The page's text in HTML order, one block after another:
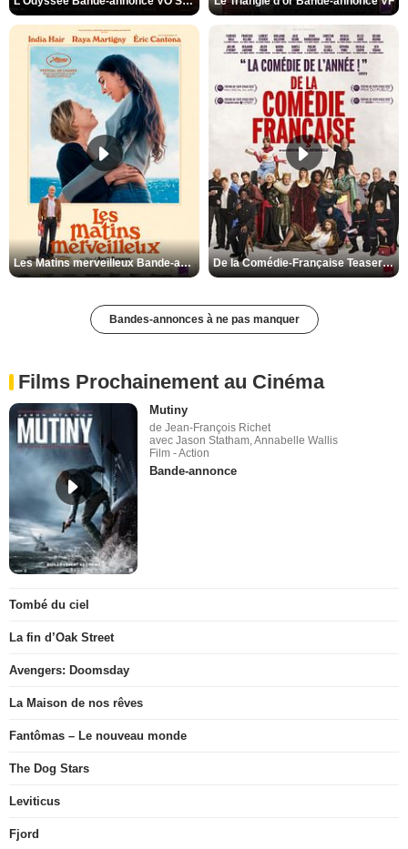
Les Matins merveilleux Bande-annonce VF De la Comédie-Française Teaser VF
Bandes-annonces à ne pas manquer
Films Prochainement au Cinéma
Mutiny
de Jean-François Richet
avec Jason Statham, Annabelle Wallis
Film - Action
Bande-annonce
Tombé du ciel
La fin d’Oak Street
Avengers: Doomsday
La Maison de nos rêves
Fantômas – Le nouveau monde
The Dog Stars
Leviticus
Fjord